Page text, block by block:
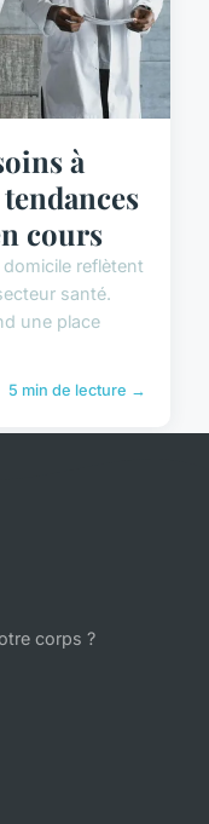
à
cours
reflètent
santé.
une place
5 min de lecture →
corps ?